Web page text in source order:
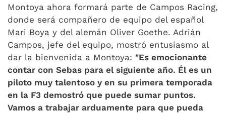
Montoya ahora formará parte de Campos Racing,
donde será compañero de equipo del español
Mari Boya y del alemán Oliver Goethe. Adrián
Campos, jefe del equipo, mostró entusiasmo al
dar la bienvenida a Montoya: "Es emocionante
contar con Sebas para el siguiente año. Él es un
piloto muy talentoso y en su primera temporada
en la F3 demostró que puede sumar puntos.
Vamos a trabajar arduamente para que pueda